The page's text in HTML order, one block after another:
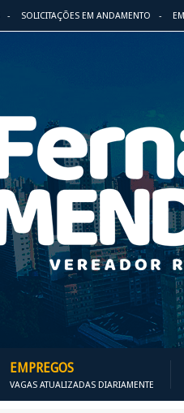
SOLICITAÇÕES EM ANDAMENTO
EMPREGOS
VAGAS ATUALIZADAS DIARIAMENTE